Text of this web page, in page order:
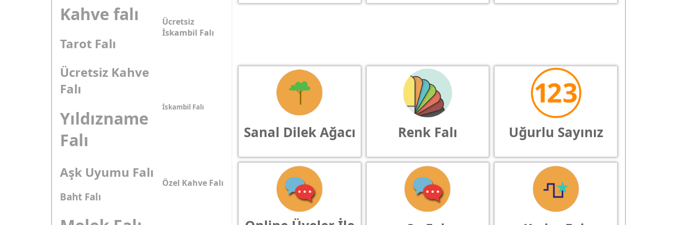
Kahve falı
Tarot Falı
Ücretsiz
İskambil Falı
Ücretsiz Kahve
Falı
Yıldızname
Falı
İskambil Falı
Aşk Uyumu Falı
Baht Falı
Özel Kahve Falı
Sanal Dilek Ağacı Renk Falı Uğurlu Sayınız